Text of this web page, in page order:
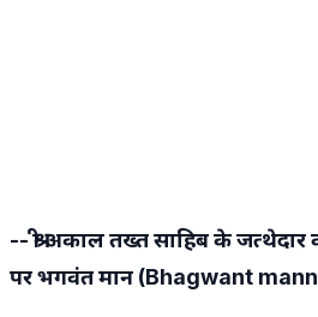
-- श्री अकाल तख्त साहिब के
पर भगवंत मान (Bhagwant